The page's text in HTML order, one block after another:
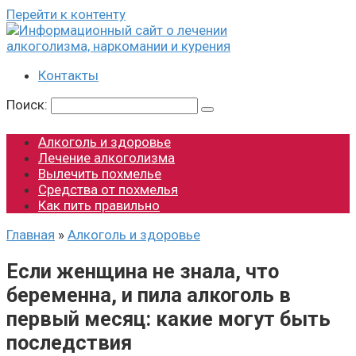
Перейти к контенту
Контакты
Поиск:
Алкоголь и здоровье
Лечение алкоголизма
Вылечить похмелье
Средства от похмелья
Как пить правильно
Главная » Алкоголь и здоровье
Если женщина не знала, что
беременна, и пила алкоголь в
первый месяц: какие могут быть
последствия